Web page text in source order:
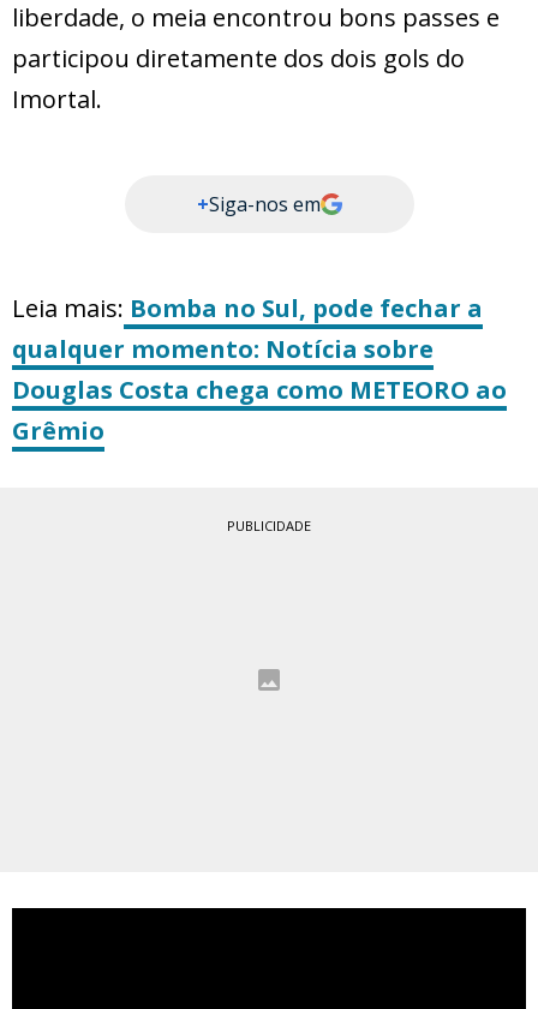
liberdade, o meia encontrou bons passes e
participou diretamente dos dois gols do
Imortal.
+Siga-nos em
Leia mais: Bomba no Sul, pode fechar a
qualquer momento: Notícia sobre
Douglas Costa chega como METEORO ao
Grêmio
PUBLICIDADE